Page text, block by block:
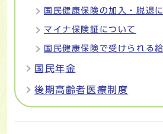
国民健康保険の加入・脱退
マイナ保険証について
国民健康保険で受けられる
国民年金
後期高齢者医療制度